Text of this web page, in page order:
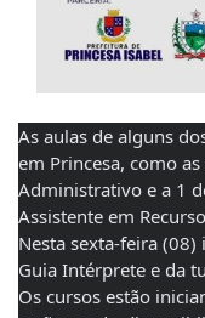
As aulas de alguns
em Princesa, como
Administrativo e a 1
Assistente em
Nesta sexta-feira
Guia Intérprete e da
Os cursos estão